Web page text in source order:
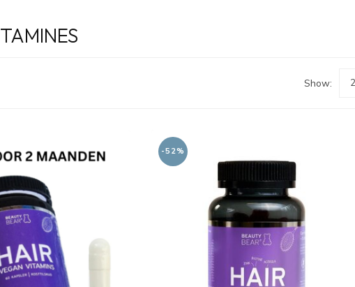
Show:
-52%